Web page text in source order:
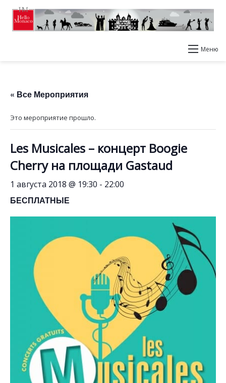
Меню
« Все Мероприятия
Это мероприятие прошло.
Les Musicales – концерт Boogie
Cherry на площади Gastaud
1 августа 2018 @ 19:30 - 22:00
БЕСПЛАТНЫЕ